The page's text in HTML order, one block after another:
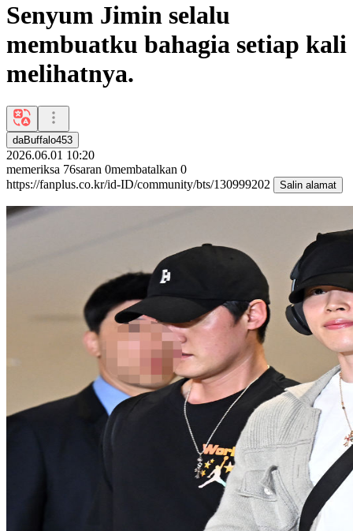
Senyum Jimin selalu
membuatku bahagia setiap kali
melihatnya.
daBuffalo453
2026.06.01 10:20
memeriksa 76saran 0membatalkan 0
https://fanplus.co.kr/id-ID/community/bts/130999202
Salin alamat